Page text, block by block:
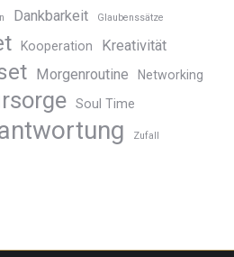
Dankbarkeit Glaubenssätze
Kooperation Kreativität
Morgenroutine
Networking
Soul Time
Zufall